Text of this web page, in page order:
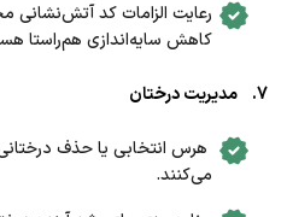
رعایت الزامات کد
کاهش سایه‌اندازی هم‌راستا
7. مدیریت درختان
هرس انتخابی یا حذف
می‌کنند.